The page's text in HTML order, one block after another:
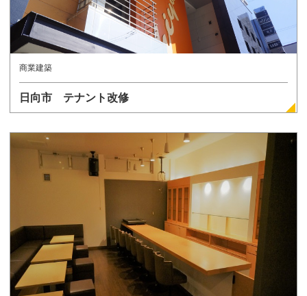
商業建築
日向市 テナント改修
詳しく見る